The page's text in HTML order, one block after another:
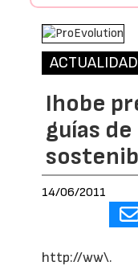
ACTUALIDAD
Ihobe
guías
14/06/2011
http://ww\.